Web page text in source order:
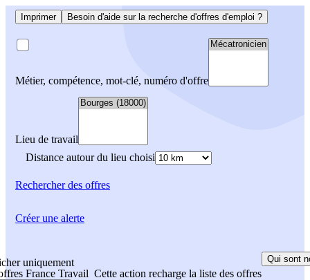
Imprimer Besoin d'aide sur la recherche d'offres d'emploi ?
Métier, compétence, mot-clé, numéro d'offre
Lieu de travail
Distance autour du lieu choisi
Rechercherdes offres
uniquement
France Travail Cette action recharge la liste des offres
Qui sont
Créer une alerte